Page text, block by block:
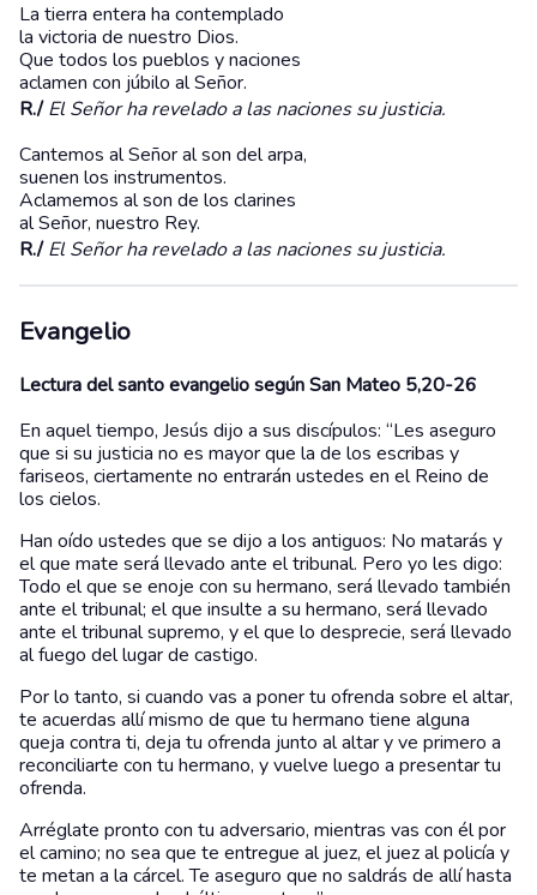
La tierra entera ha contemplado
la victoria de nuestro Dios.
Que todos los pueblos y naciones
aclamen con júbilo al Señor.
R./ El Señor ha revelado a las naciones su justicia.
Cantemos al Señor al son del arpa,
suenen los instrumentos.
Aclamemos al son de los clarines
al Señor, nuestro Rey.
R./ El Señor ha revelado a las naciones su justicia.
Evangelio
Lectura del santo evangelio según San Mateo 5,20-26
En aquel tiempo, Jesús dijo a sus discípulos: “Les aseguro
que si su justicia no es mayor que la de los escribas y
fariseos, ciertamente no entrarán ustedes en el Reino de
los cielos.
Han oído ustedes que se dijo a los antiguos: No matarás y
el que mate será llevado ante el tribunal. Pero yo les digo:
Todo el que se enoje con su hermano, será llevado también
ante el tribunal; el que insulte a su hermano, será llevado
ante el tribunal supremo, y el que lo desprecie, será llevado
al fuego del lugar de castigo.
Por lo tanto, si cuando vas a poner tu ofrenda sobre el altar,
te acuerdas allí mismo de que tu hermano tiene alguna
queja contra ti, deja tu ofrenda junto al altar y ve primero a
reconciliarte con tu hermano, y vuelve luego a presentar tu
ofrenda.
Arréglate pronto con tu adversario, mientras vas con él por
el camino; no sea que te entregue al juez, el juez al policía y
te metan a la cárcel. Te aseguro que no saldrás de allí hasta